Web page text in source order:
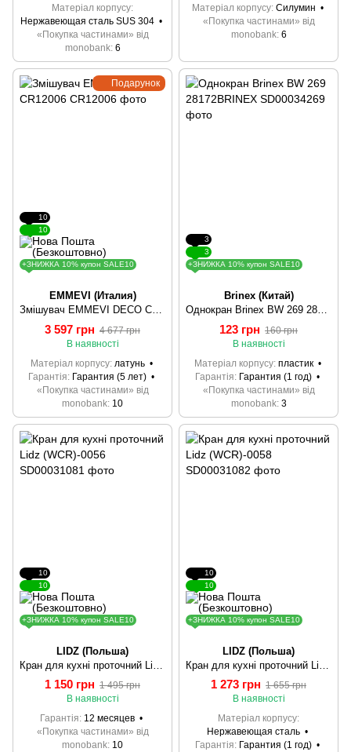
Матеріал корпусу
Нержавеющая сталь SUS 304
«Покупка частинами» від
monobank 6
Матеріал корпусу Силумин
«Покупка частинами» від
monobank 6
Подарунок
10
10
+ЗНИЖКА 10% купон SALE10
EMMEVI (Италия)
Змішувач EMMEVI DECO CR12006
3 597 грн 4 677 грн
В наявності
Матеріал корпусу латунь
Гарантія Гарантия (5 лет)
«Покупка частинами» від
monobank 10
3
3
+ЗНИЖКА 10% купон SALE10
Brinex (Китай)
Однокран Brinex BW 269 28172BRINEX
123 грн 160 грн
В наявності
Матеріал корпусу пластик
Гарантія Гарантия (1 год)
«Покупка частинами» від
monobank 3
10
10
+ЗНИЖКА 10% купон SALE10
LIDZ (Польша)
1 150 грн 1 495 грн
В наявності
Гарантія 12 месяцев
«Покупка частинами» від
monobank 10
10
10
+ЗНИЖКА 10% купон SALE10
LIDZ (Польша)
1 273 грн 1 655 грн
В наявності
Матеріал корпусу
Нержавеющая сталь
Гарантія
Гарантия (1 год)